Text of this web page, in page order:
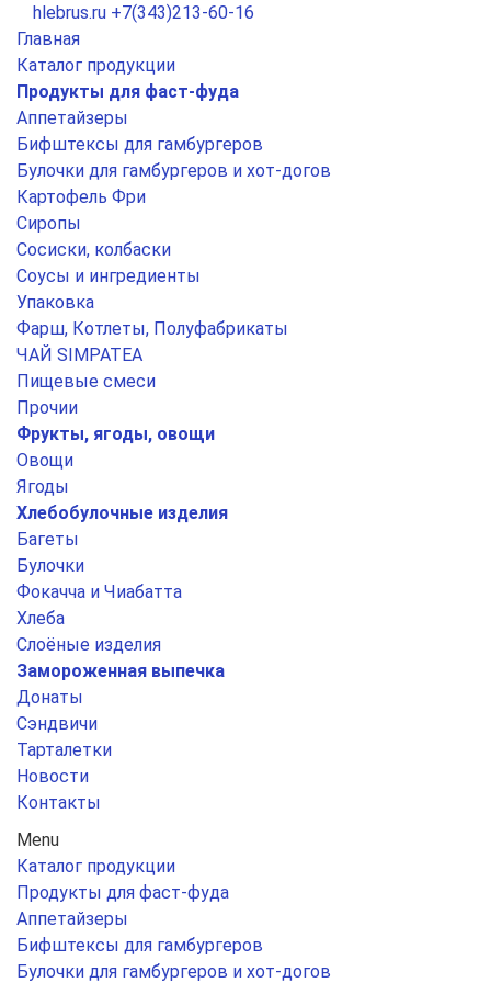
hlebrus.ru +7(343)213-60-16
Главная
Каталог продукции
Продукты для фаст-фуда
Аппетайзеры
Бифштексы для гамбургеров
Булочки для гамбургеров и хот-догов
Картофель Фри
Сиропы
Сосиски, колбаски
Соусы и ингредиенты
Упаковка
Фарш, Котлеты, Полуфабрикаты
ЧАЙ SIMPATEA
Пищевые смеси
Прочии
Фрукты, ягоды, овощи
Овощи
Ягоды
Хлебобулочные изделия
Багеты
Булочки
Фокачча и Чиабатта
Хлеба
Слоёные изделия
Замороженная выпечка
Донаты
Сэндвичи
Тарталетки
Новости
Контакты
Menu
Каталог продукции
Продукты для фаст-фуда
Аппетайзеры
Бифштексы для гамбургеров
Булочки для гамбургеров и хот-догов